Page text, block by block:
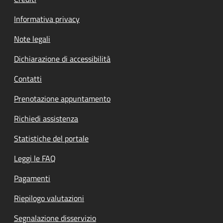
Informativa privacy
Note legali
Dichiarazione di accessibilità
Contatti
Prenotazione appuntamento
Richiedi assistenza
Statistiche del portale
Leggi le FAQ
Pagamenti
Riepilogo valutazioni
Segnalazione disservizio